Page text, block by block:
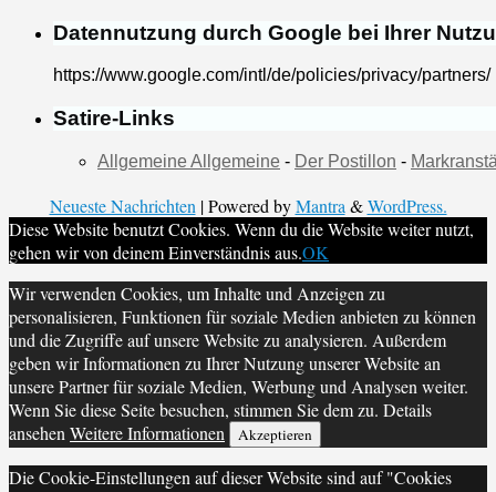
Datennutzung durch Google bei Ihrer
https://www.google.com/intl/de/policies/privacy/partners/
Satire-Links
Allgemeine Allgemeine - Der Postillon -
Neueste Nachrichten | Powered byMantra &WordPress.
Diese Website benutzt Cookies. Wenn du die Website weiter nutzt,
gehen wir von deinem Einverständnis aus.OK
Wir verwenden Cookies, um Inhalte und Anzeigen zu
personalisieren, Funktionen für soziale Medien anbieten zu können
und die Zugriffe auf unsere Website zu analysieren. Außerdem
geben wir Informationen zu Ihrer Nutzung unserer Website an
unsere Partner für soziale Medien, Werbung und Analysen weiter.
Wenn Sie diese Seite besuchen, stimmen Sie dem zu. Details
ansehen Weitere Informationen Akzeptieren
Die Cookie-Einstellungen auf dieser Website sind auf "Cookies